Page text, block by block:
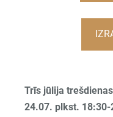
Trīs jūlija
24.07. plkst. 18:30-